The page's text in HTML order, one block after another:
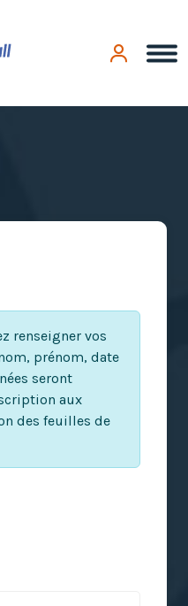
renseigner vos
prénom, date
seront
aux
des feuilles de